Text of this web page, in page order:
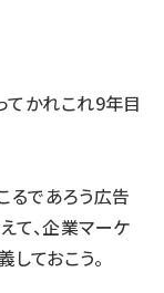
かれこれ9年目
るであろう広告
て、企業マーケ
ておこう。